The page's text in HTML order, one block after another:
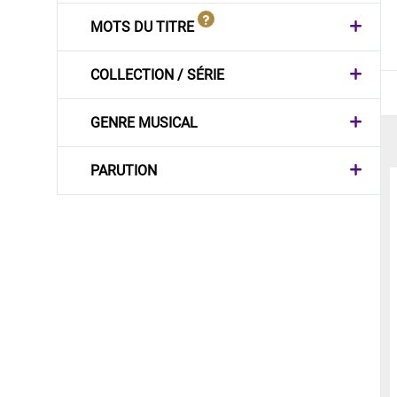
MOTS DU TITRE
COLLECTION / SÉRIE
GENRE MUSICAL
PARUTION